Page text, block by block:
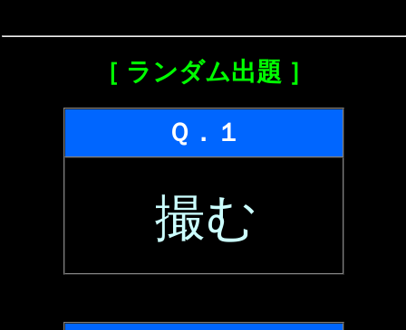
［ ランダム出題 ］
Ｑ．１
撮む